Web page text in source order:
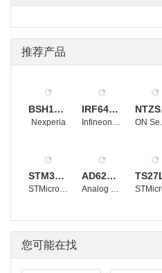
推荐产品
BSH105,215
Nexperia
IRF640NSTRLPBF
STM32F103RBT6
STMicroelectronics
AD620BRZ
Analog Devices, Inc.
您可能在找